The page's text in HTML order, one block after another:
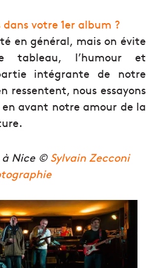
votre 1er album ?
en général, mais on évite
l’humour et
intégrante de notre
ressentent, nous essayons
avant notre amour de la
à Nice © Sylvain Zecconi